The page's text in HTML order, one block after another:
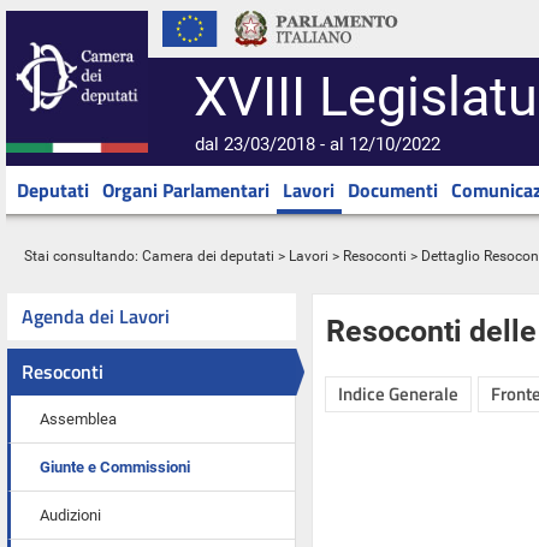
XVIII
dal 23/03/2018 - al 12/10/2022
Deputati Organi Parlamentari Lavori Documenti
Stai consultando: Camera dei deputati > Lavori > Resoconti > Dettaglio
Agenda dei Lavori
Resoconti
Assemblea
Giunte e Commissioni
Audizioni
Resoconti
Indice Generale